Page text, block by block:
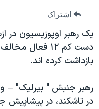
صفحه
اصلی
جهش
به
آمریکا
ورزشی
گزیده‌ها
ویژه برنامه‌ها
ویدیوها
جدول برنامه ها
صفحه‌های ویژه
جام جهانی ۲۰۲۶
عملیات خشم حماسی
بایگانی برنامه‌های تلویزیونی
فرکانس‌های صدای آمریکا
پخش رادیویی
یادگیری زبان انگلیسی
اشتراک
يک رهبر اوپوزيسيون در
دست کم ۱۲ فعال
بازداشت کرده اند.
رهبر جنبش " بيرليک" –
در تاشکند، در پيشاپيش